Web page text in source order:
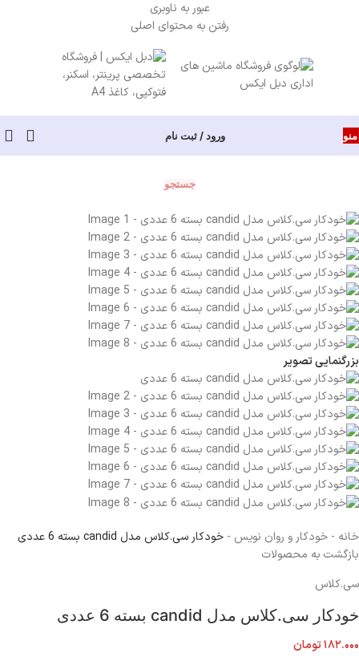
عبور به ناوبری
رفتن به محتوای اصلی
منو ورود / ثبت نام
جستجو
بزرگنمایی تصویر
خانه - خودکار و روان نویس - خودکار سی.کلاس مدل candid بسته 6 عددی
بازگشت به محصولات
سی.کلاس
خودکار سی.کلاس مدل candid بسته 6 عددی
۱۸۲.۰۰۰تومان